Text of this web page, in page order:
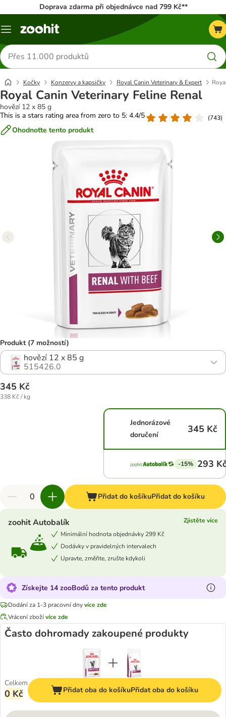
Doprava zdarma při objednávce nad 799 Kč**
Menu
Hledat
produkty
Kočky Konzervy a kapsičky Royal Canin Veterinary & Expert
Royal Canin Veterinary Feline Renal
hovězí 12 x 85 g
This is a stars rating area from zero to 5: 4.4/5
(743)
Ohodnoťte tento produkt
Produkt (7 možností)
hovězí 12 x 85 g
515426.0
345 Kč
338 Kč / kg
Jednorázové
doručení
345 Kč
-15% 293
Přidat do košíkuPřidat do košíku
zoohit Autobalík
Zjistěte více
Minimální hodnota objednávky 299 Kč
Dodávky v pravidelných intervalech
Upravte, změňte, zrušte kdykoli
Získejte 14 zooBodů za tento produkt
Dodání za 1-3 pracovní dnyvíce zde
Vrácení zbožívíce zde
Často dohromady zakoupené produkty
Celkem
0 Kč Přidat oba do košíkuPřidat oba do košíku